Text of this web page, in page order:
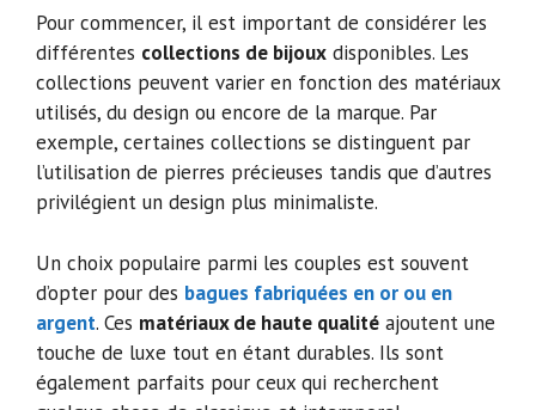
Pour commencer, il est important de considérer les
différentes collections de bijoux disponibles. Les
collections peuvent varier en fonction des matériaux
utilisés, du design ou encore de la marque. Par
exemple, certaines collections se distinguent par
l’utilisation de pierres précieuses tandis que d’autres
privilégient un design plus minimaliste.
Un choix populaire parmi les couples est souvent
d’opter pour des bagues fabriquées en or ou en
argent. Ces matériaux de haute qualité ajoutent une
touche de luxe tout en étant durables. Ils sont
également parfaits pour ceux qui recherchent